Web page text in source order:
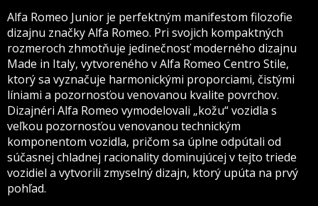
Alfa Romeo Junior je perfektným manifestom filozofie
dizajnu značky Alfa Romeo. Pri svojich kompaktných
rozmeroch zhmotňuje jedinečnosť moderného dizajnu
Made in Italy, vytvoreného v Alfa Romeo Centro Stile,
ktorý sa vyznačuje harmonickými proporciami, čistými
líniami a pozornosťou venovanou kvalite povrchov.
Dizajnéri Alfa Romeo vymodelovali „kožu“ vozidla s
veľkou pozornosťou venovanou technickým
komponentom vozidla, pričom sa úplne odpútali od
súčasnej chladnej racionality dominujúcej v tejto triede
vozidiel a vytvorili zmyselný dizajn, ktorý upúta na prvý
pohľad.